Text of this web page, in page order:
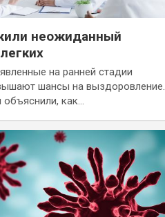
неожиданный
на ранней стадии
шансы на выздоровление.
объяснили, как…